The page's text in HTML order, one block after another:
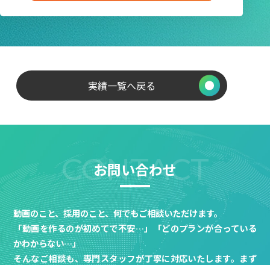
実績一覧へ戻る
お問い合わせ
CONTACT
動画のこと、採用のこと、何でもご相談いただけます。
「動画を作るのが初めてで不安…」「どのプランが合っている
かわからない…」
そんなご相談も、専門スタッフが丁寧に対応いたします。まず